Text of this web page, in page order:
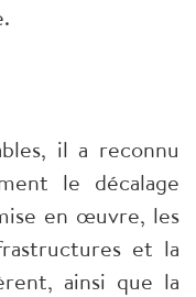
il a reconnu
le décalage
en œuvre, les
et la
ainsi que la